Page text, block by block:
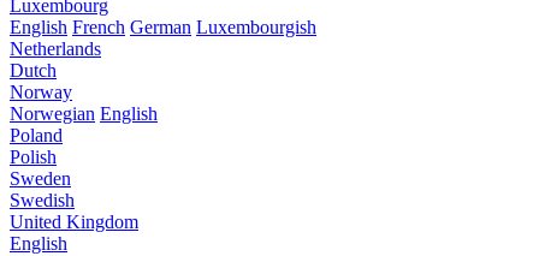
Luxembourg
English French German Luxembourgish
Netherlands
Dutch
Norway
Norwegian English
Poland
Polish
Sweden
Swedish
United Kingdom
English